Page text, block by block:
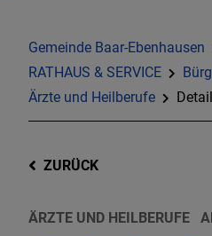
Gemeinde Baar-Ebenhausen
RATHAUS & SERVICE
Ärzte und Heilberufe
Detail
ZURÜCK
ÄRZTE UND HEILBERUFE